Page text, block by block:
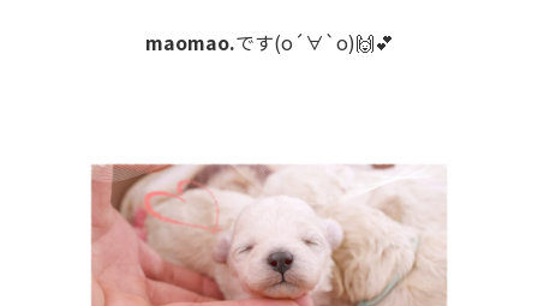
maomao.です(о´∀`о)🙌💕